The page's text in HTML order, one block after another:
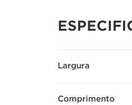
Largura
Comprimento